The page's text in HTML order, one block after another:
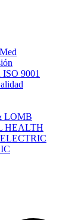
9001
LOMB
HEALTH